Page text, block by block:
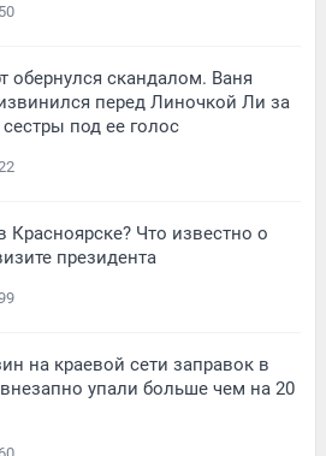
50
обернулся скандалом. Ваня
перед Линочкой Ли за
под ее голос
Красноярске? Что известно о
президента
на краевой сети заправок в
упали больше чем на 20